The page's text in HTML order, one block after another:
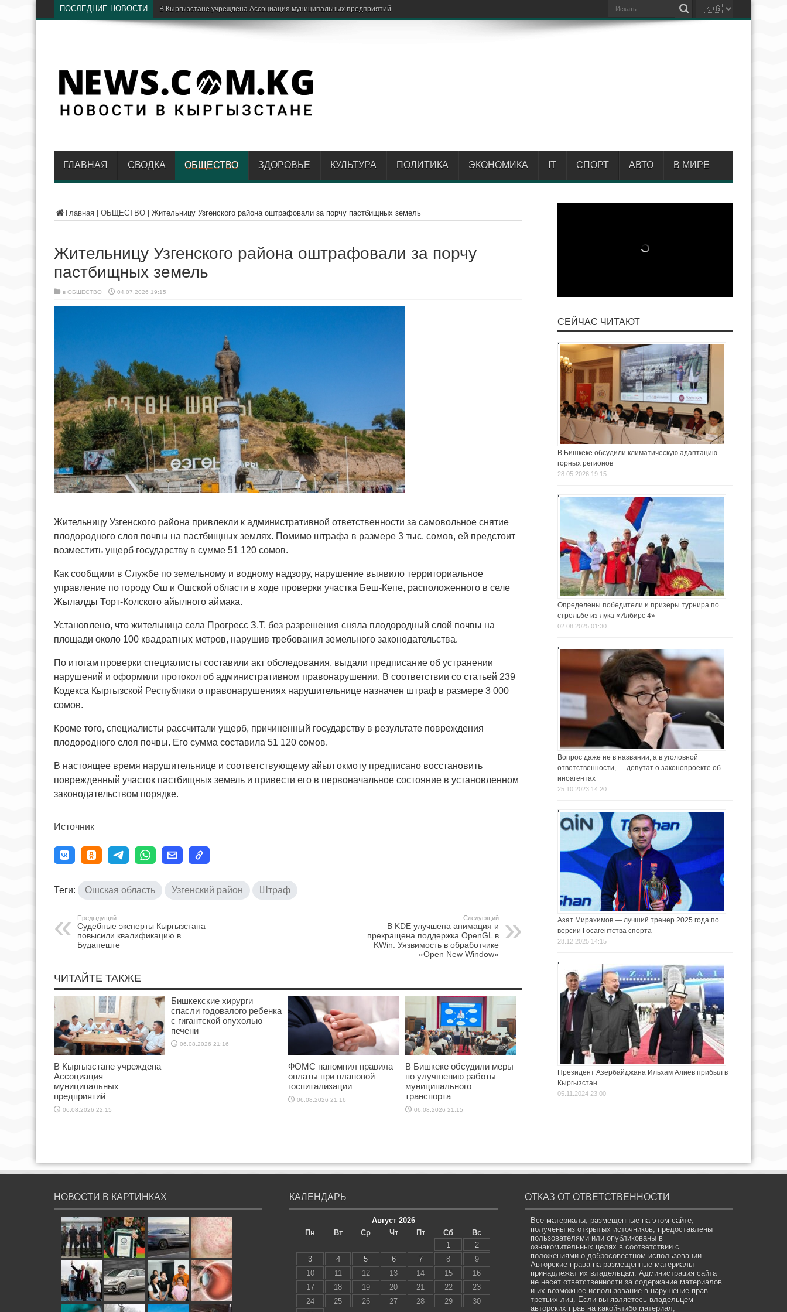
ПОСЛЕДНИЕ НОВОСТИ
ГЛАВНАЯ СВОДКА ОБЩЕСТВО ЗДОРОВЬЕ КУЛЬТУРА ПОЛИТИКА ЭКОНОМИКА IT СПОРТ АВТО В МИРЕ
Главная ОБЩЕСТВО Жительницу Узгенского района оштрафовали за порчу пастбищных земель
Жительницу Узгенского района оштрафовали за порчу
пастбищных земель
в ОБЩЕСТВО 04.07.2026 19:15
Жительницу Узгенского района привлекли к административной ответственности за самовольное снятие
плодородного слоя почвы на пастбищных землях. Помимо штрафа в размере 3 тыс. сомов, ей предстоит
возместить ущерб государству в сумме 51 120 сомов.
Как сообщили в Службе по земельному и водному надзору, нарушение выявило территориальное
управление по городу Ош и Ошской области в ходе проверки участка Беш-Кепе, расположенного в селе
Жылалды Торт-Колского айылного аймака.
Установлено, что жительница села Прогресс З.Т. без разрешения сняла плодородный слой почвы на
площади около 100 квадратных метров, нарушив требования земельного законодательства.
По итогам проверки специалисты составили акт обследования, выдали предписание об устранении
нарушений и оформили протокол об административном правонарушении. В соответствии со статьей 239
Кодекса Кыргызской Республики о правонарушениях нарушительнице назначен штраф в размере 3 000
сомов.
Кроме того, специалисты рассчитали ущерб, причиненный государству в результате повреждения
плодородного слоя почвы. Его сумма составила 51 120 сомов.
В настоящее время нарушительнице и соответствующему айыл окмоту предписано восстановить
поврежденный участок пастбищных земель и привести его в первоначальное состояние в установленном
законодательством порядке.
Источник
Теги: Ошская область Узгенский район Штраф
Предыдущий
Судебные эксперты Кыргызстана
повысили квалификацию в
Будапеште
Следующий
В KDE улучшена анимация и
прекращена поддержка OpenGL в
KWin. Уязвимость в обработчике
«Open New Window»
ЧИТАЙТЕ ТАКЖЕ
В Кыргызстане учреждена
Ассоциация
муниципальных
предприятий
06.08.2026 22:15
Бишкекские хирурги
спасли годовалого ребенка
с гигантской опухолью
печени
06.08.2026 21:16
ФОМС напомнил правила
оплаты при плановой
госпитализации
06.08.2026 21:16
В Бишкеке обсудили меры
по улучшению работы
муниципального
транспорта
06.08.2026 21:15
СЕЙЧАС ЧИТАЮТ
В Бишкеке обсудили климатическую адаптацию
горных регионов
28.05.2026 19:15
Определены победители и призеры турнира по
стрельбе из лука «Илбирс 4»
02.08.2025 01:30
Вопрос даже не в названии, а в уголовной
ответственности, — депутат о законопроекте об
иноагентах
25.10.2023 14:20
Азат Мирахимов — лучший тренер 2025 года по
версии Госагентства спорта
28.12.2025 14:15
Президент Азербайджана Ильхам Алиев прибыл в
Кыргызстан
05.11.2024 23:00
НОВОСТИ В КАРТИНКАХ КАЛЕНДАРЬ
Август 2026
Пн
Вт Ср Чт Пт Сб
Вс
1
2
3
4 5 6 7 8
9
10
11 12 13 14 15
16
17
18 19 20 21 22
23
24
25 26 27 28 29
30
ОТКАЗ ОТ ОТВЕТСТВЕННОСТИ
Все материалы, размещенные на этом сайте,
получены из открытых источников, предоставлены
пользователями или опубликованы в
ознакомительных целях в соответствии с
положениями о добросовестном использовании.
Авторские права на размещенные материалы
принадлежат их владельцам. Администрация сайта
не несет ответственности за содержание материалов
и их возможное использование в нарушение прав
третьих лиц. Если вы являетесь владельцем
авторских прав на какой-либо материал,